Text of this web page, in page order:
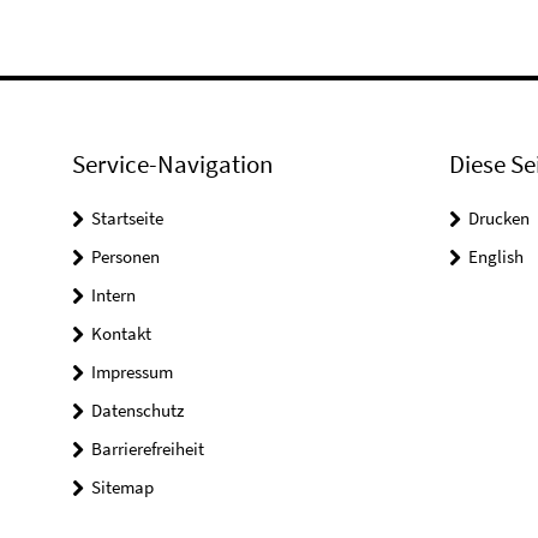
Service-Navigation
Startseite
Personen
Intern
Kontakt
Impressum
Datenschutz
Barrierefreiheit
Sitemap
Diese
Drucken
English